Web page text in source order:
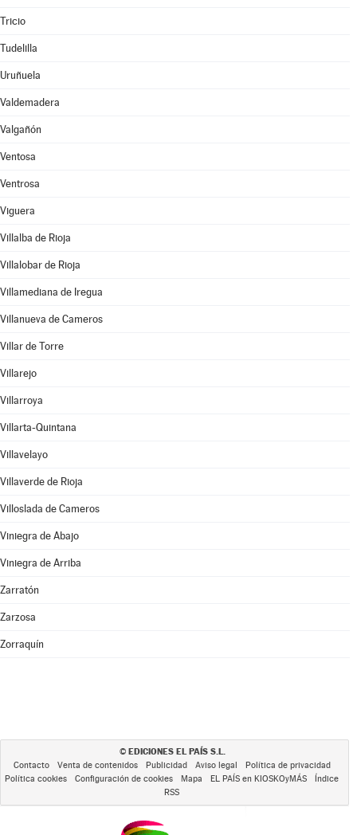
Tricio
Tudelilla
Uruñuela
Valdemadera
Valgañón
Ventosa
Ventrosa
Viguera
Villalba de Rioja
Villalobar de Rioja
Villamediana de Iregua
Villanueva de Cameros
Villar de Torre
Villarejo
Villarroya
Villarta-Quintana
Villavelayo
Villaverde de Rioja
Villoslada de Cameros
Viniegra de Abajo
Viniegra de Arriba
Zarratón
Zarzosa
Zorraquín
© EDICIONES EL PAÍS S.L.
Contacto Venta de contenidos Publicidad Aviso legal
Política de privacidad
Política cookies
Configuración de cookies Mapa EL PAÍS en KIOSKOyMÁS
Índice
RSS